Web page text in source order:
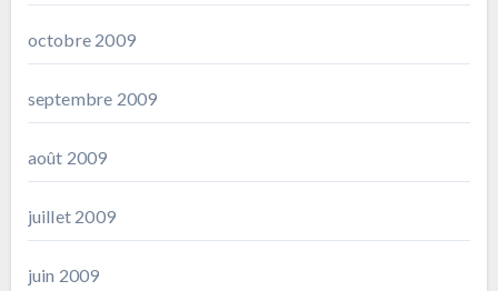
octobre 2009
septembre 2009
août 2009
juillet 2009
juin 2009